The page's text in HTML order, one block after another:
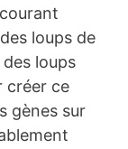
loups de
des loups
créer ce
gènes sur